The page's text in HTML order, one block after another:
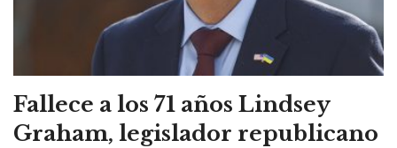
Fallece a los 71 años Lindsey
Graham, legislador republicano